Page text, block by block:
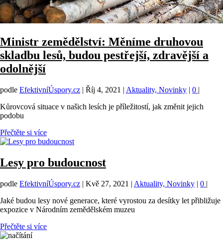
Ministr zemědělství: Měníme druhovou
skladbu lesů, budou pestřejší, zdravější a
odolnější
podle EfektivníÚspory.cz | Říj 4, 2021 | Aktuality, Novinky | 0 |
Kůrovcová situace v našich lesích je příležitostí, jak změnit jejich
podobu
Přečtěte si více
Lesy pro budoucnost
podle EfektivníÚspory.cz | Kvě 27, 2021 | Aktuality, Novinky | 0 |
Jaké budou lesy nové generace, které vyrostou za desítky let přibližuje
expozice v Národním zemědělském muzeu
Přečtěte si více